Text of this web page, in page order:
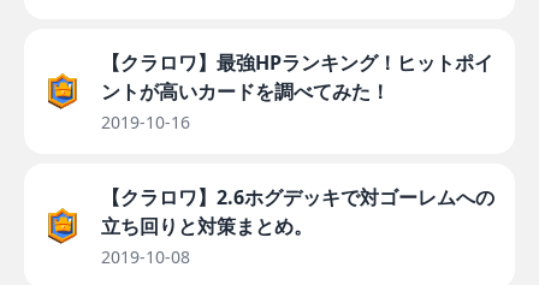
【クラロワ】最強HPランキング！ヒットポイ
ントが高いカードを調べてみた！
2019-10-16
【クラロワ】2.6ホグデッキで対ゴーレムへの
立ち回りと対策まとめ。
2019-10-08